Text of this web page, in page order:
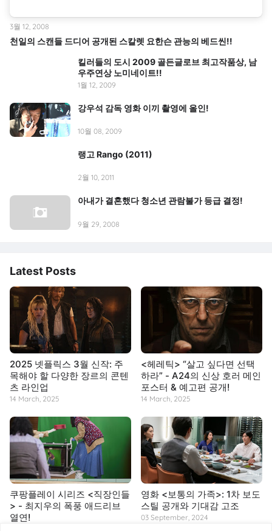
천일의 스캔들 드디어 공개된 스칼렛 요한슨 관능의 베드씬!!
3월 12, 2008
킬러들의 도시 2009 골든글로브 최고작품상, 남
우주연상 노미네이트!!
1월 12, 2009
강우석 감독 영화 이끼 촬영에 올인!
10월 08, 2009
랭고 Rango (2011)
2월 10, 2011
아내가 결혼했다 청소년 관람불가 등급 결정!
9월 29, 2008
Latest Posts
2025 넷플릭스 3월 신작: 주
목해야 할 다양한 장르의 콘텐
츠 라인업
14 March, 2025
<헤레틱> “살고 싶다면 선택
하라” - A24의 신상 호러 메인
포스터 & 예고편 공개!
14 March, 2025
쿠팡플레이 시리즈 <직장인들
> - 최지우의 폭풍 애드리브
열연!
영화 <보통의 가족>: 1차 보도
스틸 공개와 기대감 고조
03 September, 2024